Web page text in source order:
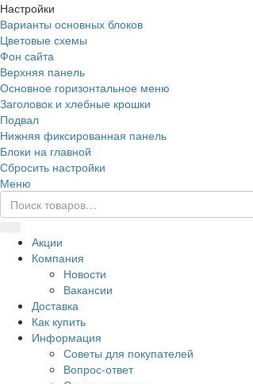
Настройки
Варианты основных блоков
Цветовые схемы
Фон сайта
Верхняя панель
Основное горизонтальное меню
Заголовок и хлебные крошки
Подвал
Нижняя фиксированная панель
Блоки на главной
Сбросить настройки
Меню
Акции
Компания
Новости
Вакансии
Доставка
Как купить
Информация
Советы для покупателей
Вопрос-ответ